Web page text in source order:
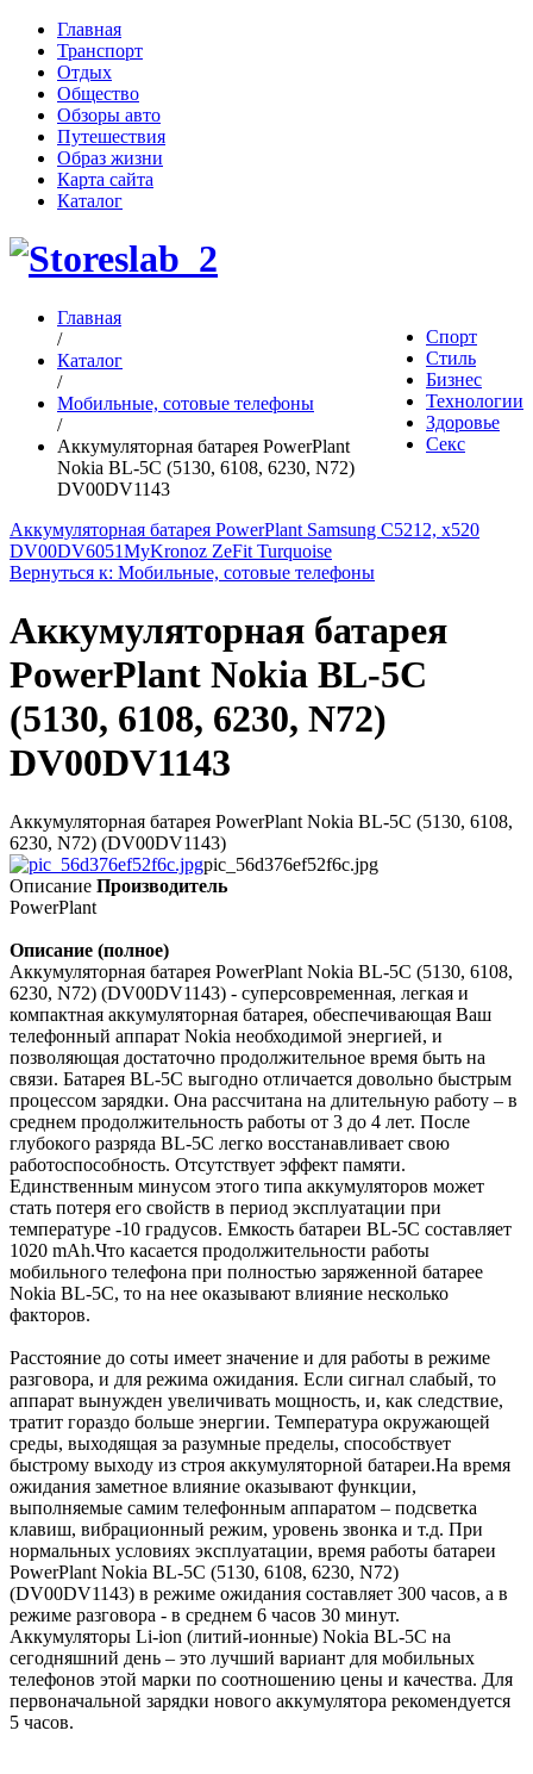
Главная
Транспорт
Отдых
Общество
Обзоры авто
Путешествия
Образ жизни
Карта сайта
Каталог
Спорт
Стиль
Бизнес
Технологии
Здоровье
Секс
Главная
/
Каталог
/
Мобильные, сотовые телефоны
/
Аккумуляторная батарея PowerPlant
Nokia BL-5C (5130, 6108, 6230, N72)
DV00DV1143
Аккумуляторная батарея PowerPlant Samsung C5212, x520
DV00DV6051MyKronoz ZeFit Turquoise
Вернуться к: Мобильные, сотовые телефоны
Аккумуляторная батарея
PowerPlant Nokia BL-5C
(5130, 6108, 6230, N72)
DV00DV1143
Аккумуляторная батарея PowerPlant Nokia BL-5C (5130, 6108,
6230, N72) (DV00DV1143)
pic_56d376ef52f6c.jpg
Описание Производитель
PowerPlant
Описание (полное)
Аккумуляторная батарея PowerPlant Nokia BL-5C (5130, 6108,
6230, N72) (DV00DV1143) - суперсовременная, легкая и
компактная аккумуляторная батарея, обеспечивающая Ваш
телефонный аппарат Nokia необходимой энергией, и
позволяющая достаточно продолжительное время быть на
связи. Батарея BL-5C выгодно отличается довольно быстрым
процессом зарядки. Она рассчитана на длительную работу – в
среднем продолжительность работы от 3 до 4 лет. После
глубокого разряда BL-5C легко восстанавливает свою
работоспособность. Отсутствует эффект памяти.
Единственным минусом этого типа аккумуляторов может
стать потеря его свойств в период эксплуатации при
температуре -10 градусов. Емкость батареи BL-5C составляет
1020 mAh.Что касается продолжительности работы
мобильного телефона при полностью заряженной батарее
Nokia BL-5C, то на нее оказывают влияние несколько
факторов.
Расстояние до соты имеет значение и для работы в режиме
разговора, и для режима ожидания. Если сигнал слабый, то
аппарат вынужден увеличивать мощность, и, как следствие,
тратит гораздо больше энергии. Температура окружающей
среды, выходящая за разумные пределы, способствует
быстрому выходу из строя аккумуляторной батареи.На время
ожидания заметное влияние оказывают функции,
выполняемые самим телефонным аппаратом – подсветка
клавиш, вибрационный режим, уровень звонка и т.д. При
нормальных условиях эксплуатации, время работы батареи
PowerPlant Nokia BL-5C (5130, 6108, 6230, N72)
(DV00DV1143) в режиме ожидания составляет 300 часов, а в
режиме разговора - в среднем 6 часов 30 минут.
Аккумуляторы Li-ion (литий-ионные) Nokia BL-5C на
сегодняшний день – это лучший вариант для мобильных
телефонов этой марки по соотношению цены и качества. Для
первоначальной зарядки нового аккумулятора рекомендуется
5 часов.